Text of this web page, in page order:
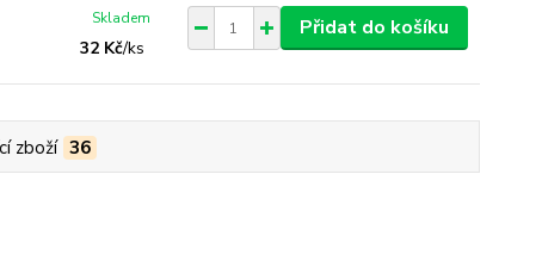
32 Kč/ks
Skladem Přidat do košíku
zboží 36